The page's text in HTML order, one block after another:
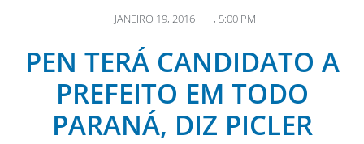
JANEIRO 19, 2016 , 5:00 PM
PEN TERÁ CANDIDATO A
PREFEITO EM TODO
PARANÁ, DIZ PICLER